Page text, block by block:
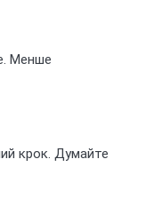
Менше
крок. Думайте